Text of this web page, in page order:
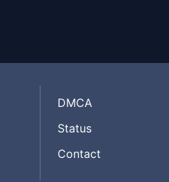
DMCA
Status
Contact